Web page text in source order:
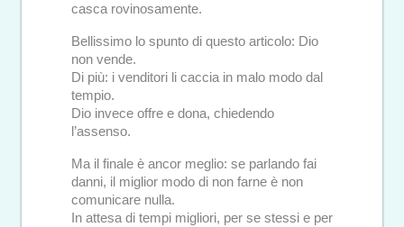
casca rovinosamente.
Bellissimo lo spunto di questo articolo: Dio
non vende.
Di più: i venditori li caccia in malo modo dal
tempio.
Dio invece offre e dona, chiedendo
l’assenso.
Ma il finale è ancor meglio: se parlando fai
danni, il miglior modo di non farne è non
comunicare nulla.
In attesa di tempi migliori, per se stessi e per